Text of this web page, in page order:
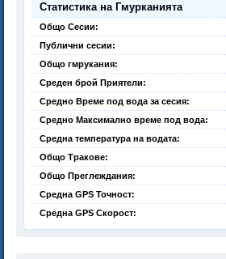
Статистика на Гмурканията
Общо Сесии:
Публични сесии:
Общо гмрукания:
Среден брой Приятели:
Средно Време под вода за сесия:
Средно Максимално време под вода:
Средна температура на водата:
Общо Тракове:
Общо Преглеждания:
Средна GPS Точност:
Средна GPS Скорост: